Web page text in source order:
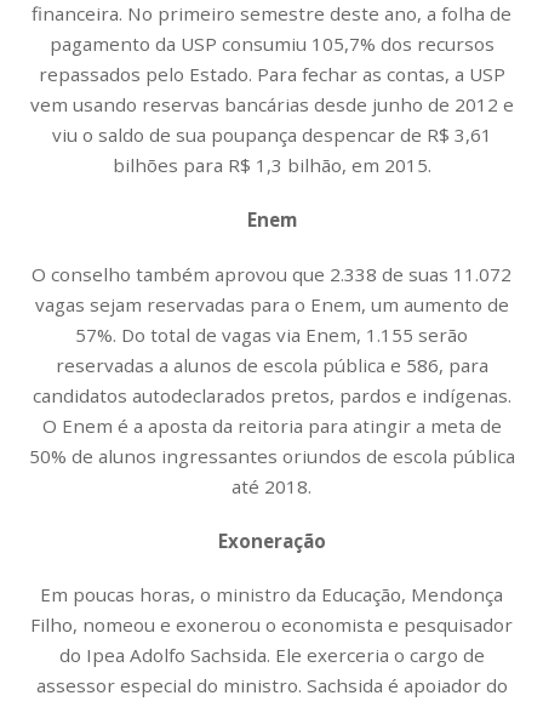
financeira. No primeiro semestre deste ano, a folha de
pagamento da USP consumiu 105,7% dos recursos
repassados pelo Estado. Para fechar as contas, a USP
vem usando reservas bancárias desde junho de 2012 e
viu o saldo de sua poupança despencar de R$ 3,61
bilhões para R$ 1,3 bilhão, em 2015.
Enem
O conselho também aprovou que 2.338 de suas 11.072
vagas sejam reservadas para o Enem, um aumento de
57%. Do total de vagas via Enem, 1.155 serão
reservadas a alunos de escola pública e 586, para
candidatos autodeclarados pretos, pardos e indígenas.
O Enem é a aposta da reitoria para atingir a meta de
50% de alunos ingressantes oriundos de escola pública
até 2018.
Exoneração
Em poucas horas, o ministro da Educação, Mendonça
Filho, nomeou e exonerou o economista e pesquisador
do Ipea Adolfo Sachsida. Ele exerceria o cargo de
assessor especial do ministro. Sachsida é apoiador do